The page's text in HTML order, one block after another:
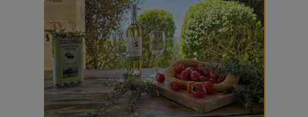
Ferienhaus mit beheizbarem Pool, viel
Privatsphäre und Panoramablicksuchen –
umgeben von Natur, aber nahe der Stadt Rethymno.